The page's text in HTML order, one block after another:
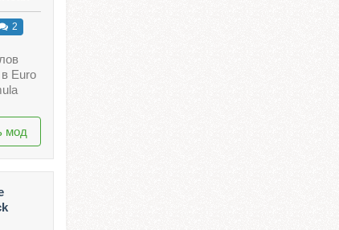
2
Euro
мод